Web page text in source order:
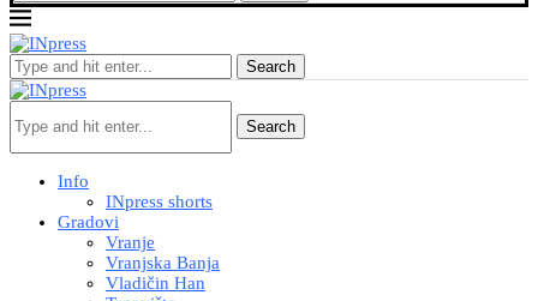
Search
Search
Info
INpress shorts
Gradovi
Vranje
Vranjska Banja
Vladičin Han